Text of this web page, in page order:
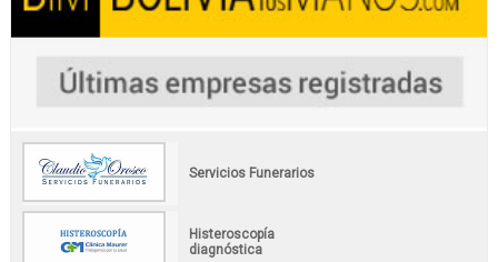
Servicios Funerarios
Histeroscopía
diagnóstica